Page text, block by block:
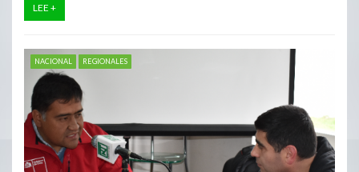
LEE +
NACIONAL REGIONALES